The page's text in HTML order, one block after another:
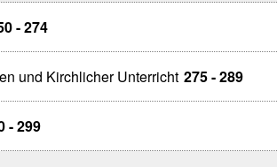
- 274
und Kirchlicher Unterricht 275 - 289
- 299